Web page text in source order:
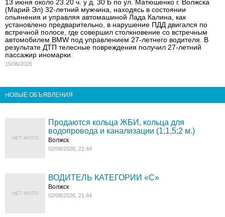
13 июня около 23.20 ч. у д. 30 Б по ул. Матюшенко г. Волжска
(Марий Эл) 32-летний мужчина, находясь в состоянии
опьянения и управляя автомашиной Лада Калина, как
установлено предварительно, в нарушение ПДД двигался по
встречной полосе, где совершил столкновение со встречным
автомобилем BMW под управлением 27-летнего водителя. В
результате ДТП телесные повреждения получил 27-летний
пассажир иномарки.
15/06/2026
НОВЫЕ ОБЪЯВЛЕНИЯ
НЕТ ФОТО
Продаются кольца ЖБИ, кольца для
водопровода и канализации (1;1,5;2 м.)
Волжск
02/08/2026, 21:44
НЕТ ФОТО
ВОДИТЕЛЬ КАТЕГОРИИ «C»
Волжск
02/08/2026, 21:44